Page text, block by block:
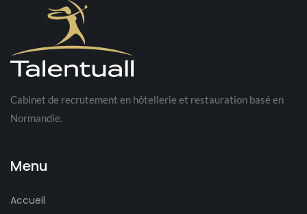
Cabinet de recrutement en hôtellerie et restauration basé en
Normandie.
Menu
Accueil